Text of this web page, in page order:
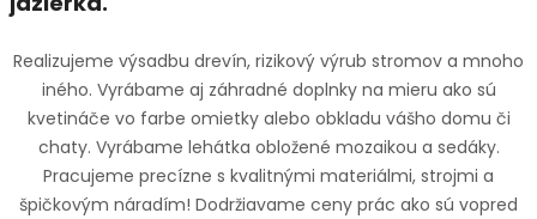
Realizujeme výsadbu drevín, rizikový výrub stromov a mnoho
iného. Vyrábame aj záhradné doplnky na mieru ako sú
kvetináče vo farbe omietky alebo obkladu vášho domu či
chaty. Vyrábame lehátka obložené mozaikou a sedáky.
Pracujeme precízne s kvalitnými materiálmi, strojmi a
špičkovým náradím! Dodržiavame ceny prác ako sú vopred